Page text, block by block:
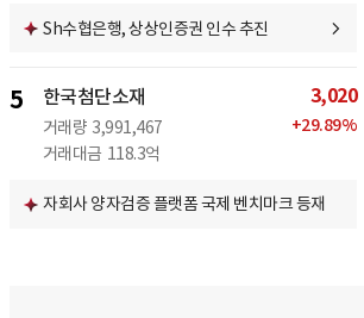
Sh수협은행, 상상인증권 인수 추진
5 한국첨단소재
거래량 3,991,467
거래대금 118.3억
3,020
+29.89%
자회사 양자검증 플랫폼 국제 벤치마크 등재